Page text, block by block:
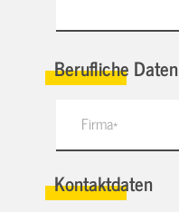
Berufliche Daten
Kontaktdaten